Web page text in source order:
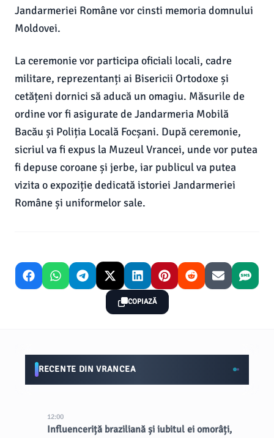
Jandarmeriei Române vor cinsti memoria domnului
Moldovei.
La ceremonie vor participa oficiali locali, cadre
militare, reprezentanți ai Bisericii Ortodoxe și
cetățeni dornici să aducă un omagiu. Măsurile de
ordine vor fi asigurate de Jandarmeria Mobilă
Bacău și Poliția Locală Focșani. După ceremonie,
sicriul va fi expus la Muzeul Vrancei, unde vor putea
fi depuse coroane și jerbe, iar publicul va putea
vizita o expoziție dedicată istoriei Jandarmeriei
Române și uniformelor sale.
COPIAZĂ
RECENTE DIN VRANCEA
12:00
Influenceriță braziliană și iubitul ei omorâți,